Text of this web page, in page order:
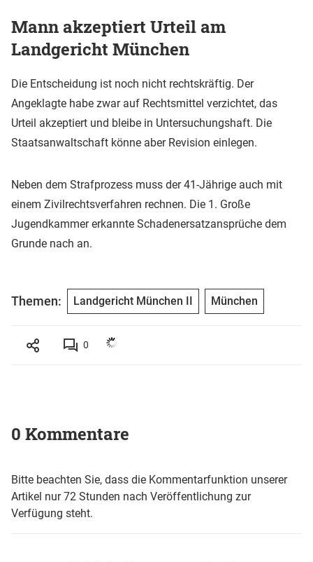
Mann akzeptiert Urteil am
Landgericht München
Die Entscheidung ist noch nicht rechtskräftig. Der
Angeklagte habe zwar auf Rechtsmittel verzichtet, das
Urteil akzeptiert und bleibe in Untersuchungshaft. Die
Staatsanwaltschaft könne aber Revision einlegen.
Neben dem Strafprozess muss der 41-Jährige auch mit
einem Zivilrechtsverfahren rechnen. Die 1. Große
Jugendkammer erkannte Schadenersatzansprüche dem
Grunde nach an.
Themen: Landgericht München II München
0
0 Kommentare
Bitte beachten Sie, dass die Kommentarfunktion unserer
Artikel nur 72 Stunden nach Veröffentlichung zur
Verfügung steht.